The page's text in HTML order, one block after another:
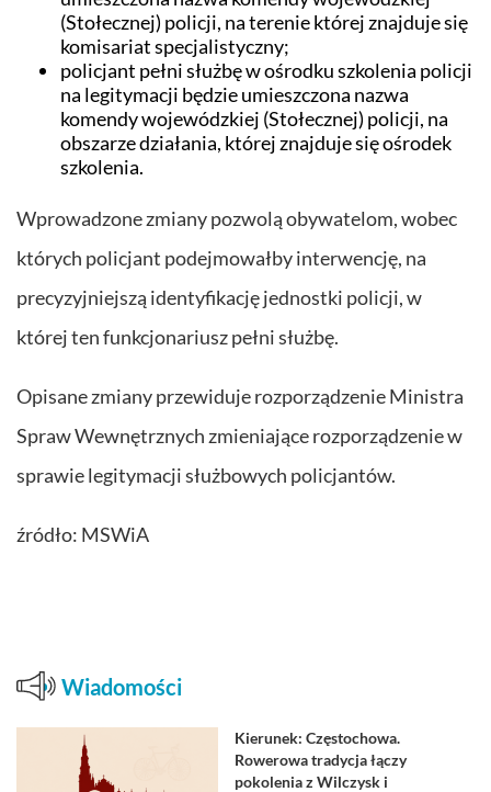
(Stołecznej) policji, na terenie której znajduje się
komisariat specjalistyczny;
policjant pełni służbę w ośrodku szkolenia policji
na legitymacji będzie umieszczona nazwa
komendy wojewódzkiej (Stołecznej) policji, na
obszarze działania, której znajduje się ośrodek
szkolenia.
Wprowadzone zmiany pozwolą obywatelom, wobec
których policjant podejmowałby interwencję, na
precyzyjniejszą identyfikację jednostki policji, w
której ten funkcjonariusz pełni służbę.
Opisane zmiany przewiduje rozporządzenie Ministra
Spraw Wewnętrznych zmieniające rozporządzenie w
sprawie legitymacji służbowych policjantów.
źródło: MSWiA
Wiadomości
Kierunek: Częstochowa.
Rowerowa tradycja łączy
pokolenia z Wilczysk i